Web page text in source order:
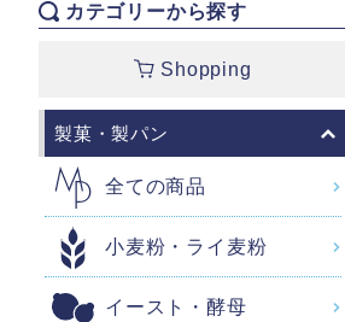
カテゴリーから探す
Shopping
製菓・製パン
全ての商品
小麦粉・ライ麦粉
イースト・酵母